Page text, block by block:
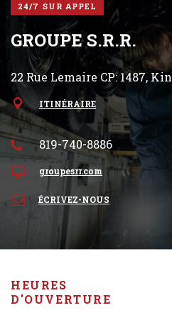
24/7 SUR APPEL
GROUPE S.R.R.
22 Rue Lemaire CP: 1487,
ITINÉRAIRE
819-740-8886
groupesrr.com
ÉCRIVEZ-NOUS
HEURES
D'OUVERTURE